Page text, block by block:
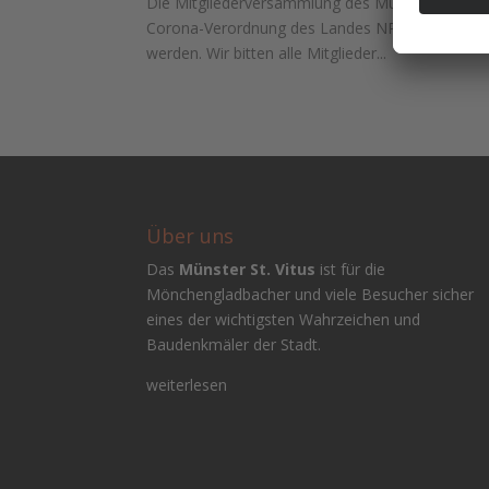
Corona-Verordnung des Landes NRW darf die
werden. Wir bitten alle Mitglieder...
Über uns
Das Münster St. Vitus ist für die
Mönchengladbacher und viele Besucher sicher
eines der wichtigsten Wahrzeichen und
Baudenkmäler der Stadt.
weiterlesen